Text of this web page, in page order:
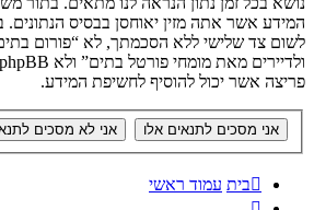
המידע אשר אתה מזין יאוחסן בבסיס
לשום צד שלישי ללא הסכמתך, לא “פורום בתים
פריצה אשר יכול להוסיף לחשיפת המידע.
בית עמוד ראשי